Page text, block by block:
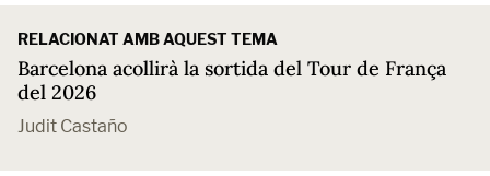
RELACIONAT AMB AQUEST TEMA
Barcelona acollirà la sortida del Tour de França
del 2026
Judit Castaño